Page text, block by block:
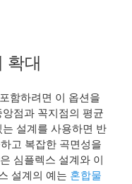
확대
함하려면 이 옵션을
점과 꼭지점의 평균
설계를 사용하면 반
고 복잡한 곡면성을
심플렉스 설계와 이
설계의 예는 혼합물